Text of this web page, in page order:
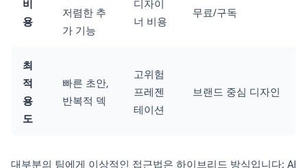
비
용
저렴한 추
가 기능
디자이
너 비용
무료/구독
최
적
용
도
빠른 초안,
반복적 덱
고위험
프레젠
테이션
브랜드 중심 디자인
대부분의 팀에게 이상적인 접근법은 하이브리드 방식입니다: AI